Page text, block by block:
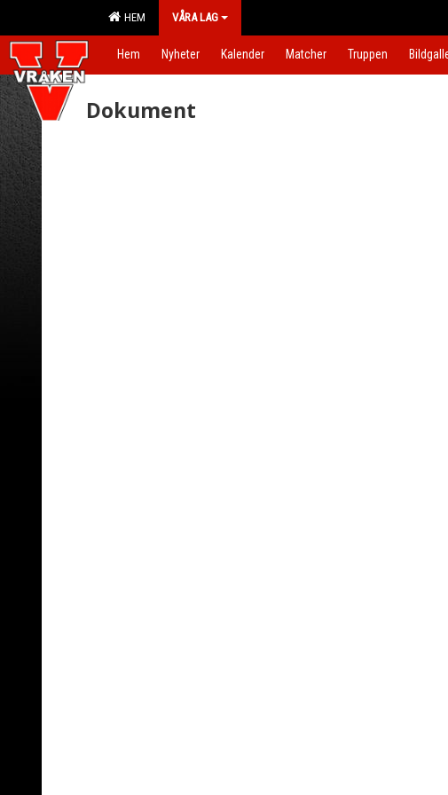
HEM VÅRA LAG
Hem Nyheter Kalender Matcher Truppen
Dokument